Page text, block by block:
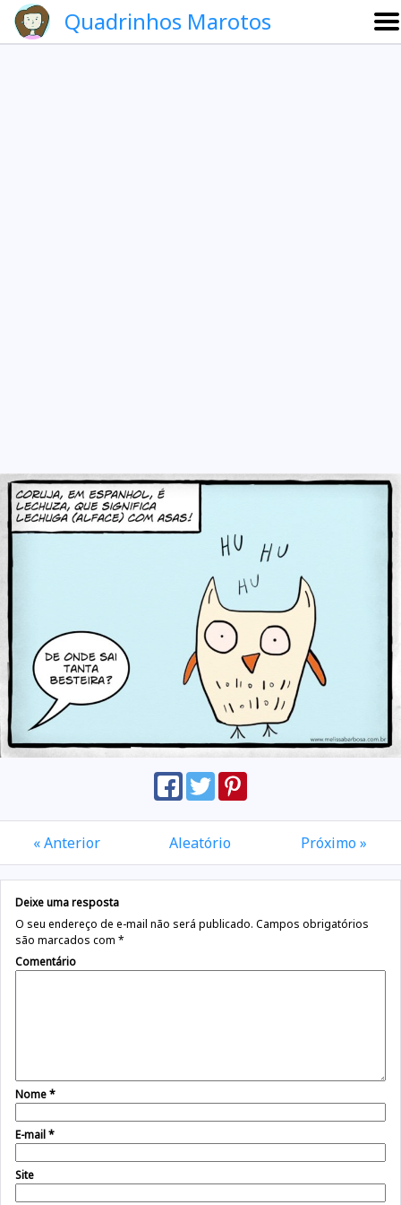
Quadrinhos Marotos
« Anterior Aleatório Próximo »
Deixe uma resposta
O seu endereço de e-mail não será publicado. Campos obrigatórios
são marcados com *
Comentário
Nome*
E-mail*
Site